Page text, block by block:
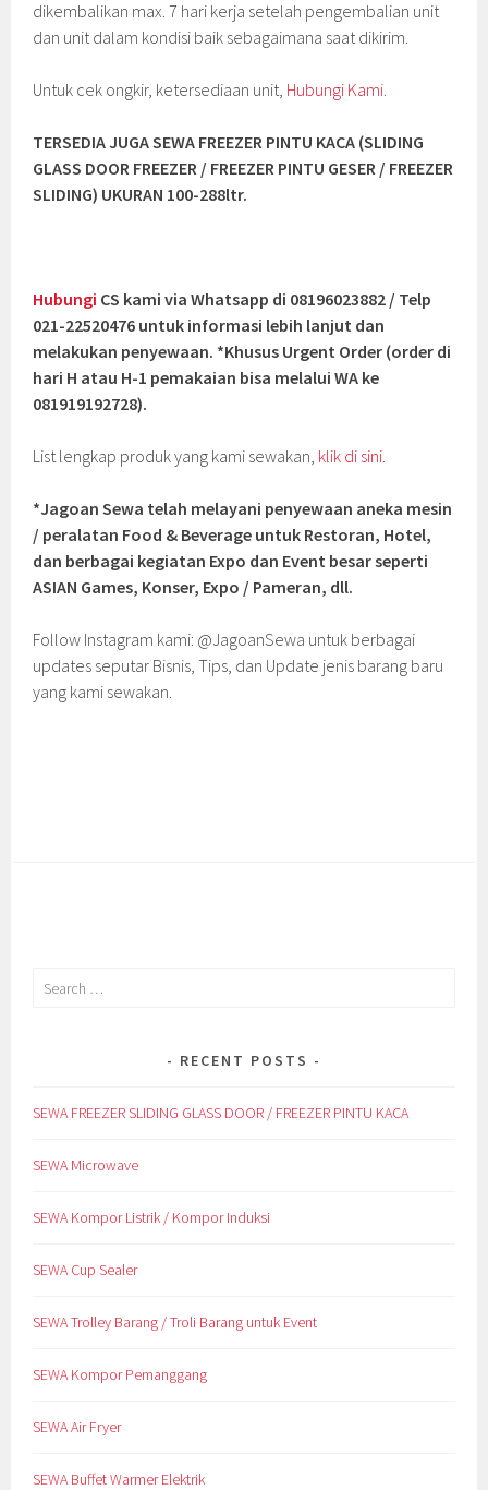
dikembalikan max. 7 hari kerja setelah pengembalian unit
dan unit dalam kondisi baik sebagaimana saat dikirim.
Untuk cek ongkir, ketersediaan unit, Hubungi Kami.
TERSEDIA JUGA SEWA FREEZER PINTU KACA (SLIDING
GLASS DOOR FREEZER / FREEZER PINTU GESER / FREEZER
SLIDING) UKURAN 100-288ltr.
Hubungi CS kami via Whatsapp di 08196023882 / Telp
021-22520476 untuk informasi lebih lanjut dan
melakukan penyewaan. *Khusus Urgent Order (order di
hari H atau H-1 pemakaian bisa melalui WA ke
081919192728).
List lengkap produk yang kami sewakan, klik di sini.
*Jagoan Sewa telah melayani penyewaan aneka mesin
/ peralatan Food & Beverage untuk Restoran, Hotel,
dan berbagai kegiatan Expo dan Event besar seperti
ASIAN Games, Konser, Expo / Pameran, dll.
Follow Instagram kami: @JagoanSewa untuk berbagai
updates seputar Bisnis, Tips, dan Update jenis barang baru
yang kami sewakan.
Search
RECENT POSTS
SEWA FREEZER SLIDING GLASS DOOR / FREEZER PINTU KACA
SEWA Microwave
SEWA Kompor Listrik / Kompor Induksi
SEWA Cup Sealer
SEWA Trolley Barang / Troli Barang untuk Event
SEWA Kompor Pemanggang
SEWA Air Fryer
SEWA Buffet Warmer Elektrik